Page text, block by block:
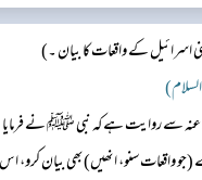
اسرائیل کے واقعات کا بیان ۔)
عنہ سے روایت ہے کہ نبی ﷺ نے فرمایا:
واقعات سنو، انھیں)بھی بیان کرو،